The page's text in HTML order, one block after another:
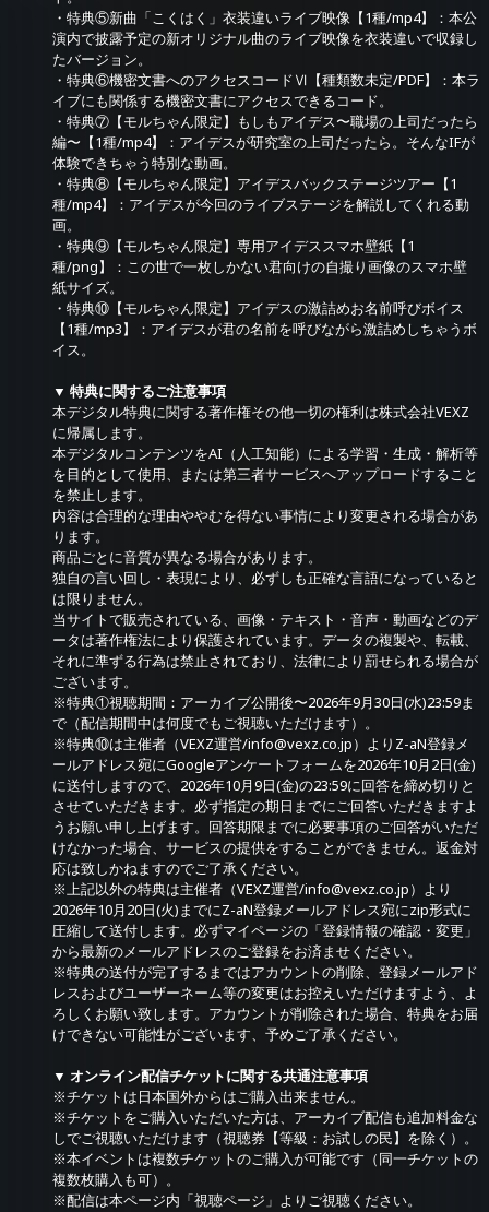
・特典⑤新曲「こくはく」衣装違いライブ映像【1種/mp4】：本公
演内で披露予定の新オリジナル曲のライブ映像を衣装違いで収録し
たバージョン。
・特典⑥機密文書へのアクセスコードⅥ【種類数未定/PDF】：本ラ
イブにも関係する機密文書にアクセスできるコード。
・特典⑦【モルちゃん限定】もしもアイデス〜職場の上司だったら
編〜【1種/mp4】：アイデスが研究室の上司だったら。そんなIFが
体験できちゃう特別な動画。
・特典⑧【モルちゃん限定】アイデスバックステージツアー【1
種/mp4】：アイデスが今回のライブステージを解説してくれる動
画。
・特典⑨【モルちゃん限定】専用アイデススマホ壁紙【1
種/png】：この世で一枚しかない君向けの自撮り画像のスマホ壁
紙サイズ。
・特典⑩【モルちゃん限定】アイデスの激詰めお名前呼びボイス
【1種/mp3】：アイデスが君の名前を呼びながら激詰めしちゃうボ
イス。
▼ 特典に関するご注意事項
本デジタル特典に関する著作権その他一切の権利は株式会社VEXZ
に帰属します。
本デジタルコンテンツをAI（人工知能）による学習・生成・解析等
を目的として使用、または第三者サービスへアップロードすること
を禁止します。
内容は合理的な理由ややむを得ない事情により変更される場合があ
ります。
商品ごとに音質が異なる場合があります。
独自の言い回し・表現により、必ずしも正確な言語になっていると
は限りません。
当サイトで販売されている、画像・テキスト・音声・動画などのデ
ータは著作権法により保護されています。データの複製や、転載、
それに準ずる行為は禁止されており、法律により罰せられる場合が
ございます。
※特典①視聴期間：アーカイブ公開後〜2026年9月30日(水)23:59ま
で（配信期間中は何度でもご視聴いただけます）。
※特典⑩は主催者（VEXZ運営/info@vexz.co.jp）よりZ-aN登録メ
ールアドレス宛にGoogleアンケートフォームを2026年10月2日(金)
に送付しますので、2026年10月9日(金)の23:59に回答を締め切りと
させていただきます。必ず指定の期日までにご回答いただきますよ
うお願い申し上げます。回答期限までに必要事項のご回答がいただ
けなかった場合、サービスの提供をすることができません。返金対
応は致しかねますのでご了承ください。
※上記以外の特典は主催者（VEXZ運営/info@vexz.co.jp）より
2026年10月20日(火)までにZ-aN登録メールアドレス宛にzip形式に
圧縮して送付します。必ずマイページの「登録情報の確認・変更」
から最新のメールアドレスのご登録をお済ませください。
※特典の送付が完了するまではアカウントの削除、登録メールアド
レスおよびユーザーネーム等の変更はお控えいただけますよう、よ
ろしくお願い致します。アカウントが削除された場合、特典をお届
けできない可能性がございます、予めご了承ください。
▼ オンライン配信チケットに関する共通注意事項
※チケットは日本国外からはご購入出来ません。
※チケットをご購入いただいた方は、アーカイブ配信も追加料金な
しでご視聴いただけます（視聴券【等級：お試しの民】を除く）。
※本イベントは複数チケットのご購入が可能です（同一チケットの
複数枚購入も可）。
※配信は本ページ内「視聴ページ」よりご視聴ください。